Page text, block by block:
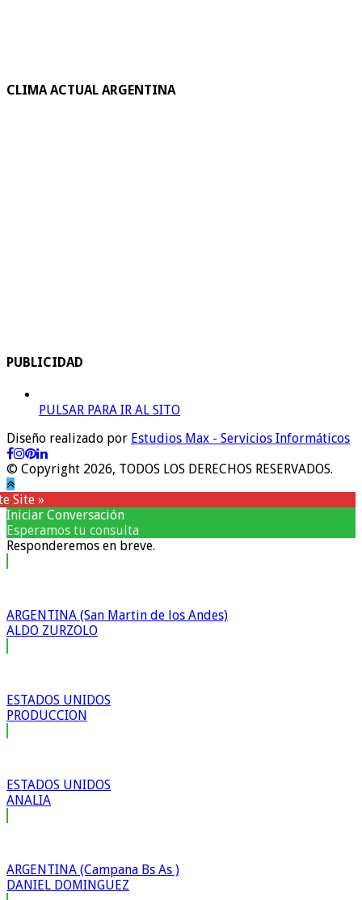
CLIMA ACTUAL ARGENTINA
PUBLICIDAD
PULSAR PARA IR AL SITO
Diseño realizado por Estudios Max - Servicios Informáticos
© Copyright 2026, TODOS LOS DERECHOS RESERVADOS.
Site »
Iniciar Conversación
Esperamos tu consulta
Responderemos en breve.
ARGENTINA (San Martin de los Andes)
ALDO ZURZOLO
ESTADOS UNIDOS
PRODUCCION
ESTADOS UNIDOS
ANALIA
ARGENTINA (Campana Bs As )
DANIEL DOMINGUEZ